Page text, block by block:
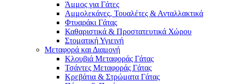
Άμμος για Γάτες
Αμμολεκάνες, Τουαλέτες & Ανταλλακτικά
Φτυαράκι Γάτας
Καθαριστικά & Προστατευτικά Χώρου
Στοματική Υγιεινή
Μεταφορά και Διαμονή
Κλουβιά Μεταφοράς Γάτας
Τσάντες Μεταφοράς Γάτας
Κρεβάτια & Στρώματα Γάτας